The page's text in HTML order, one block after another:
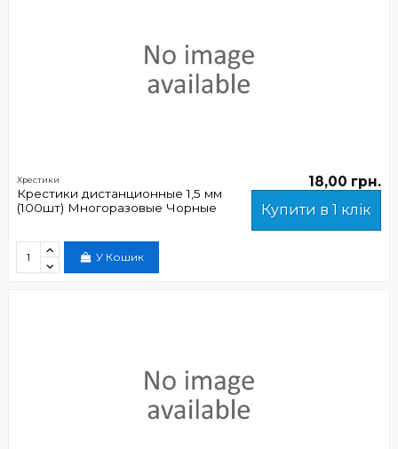
Хрестики
Крестики дистанционные 1,5 мм
(100шт) Многоразовые Чорные
18,00 грн.
Купити в 1 клік
У Кошик